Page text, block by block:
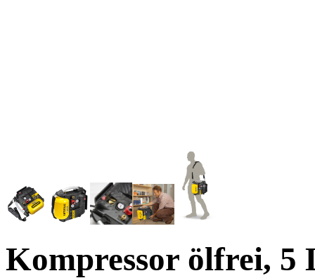
Kompressor ölfrei, 5